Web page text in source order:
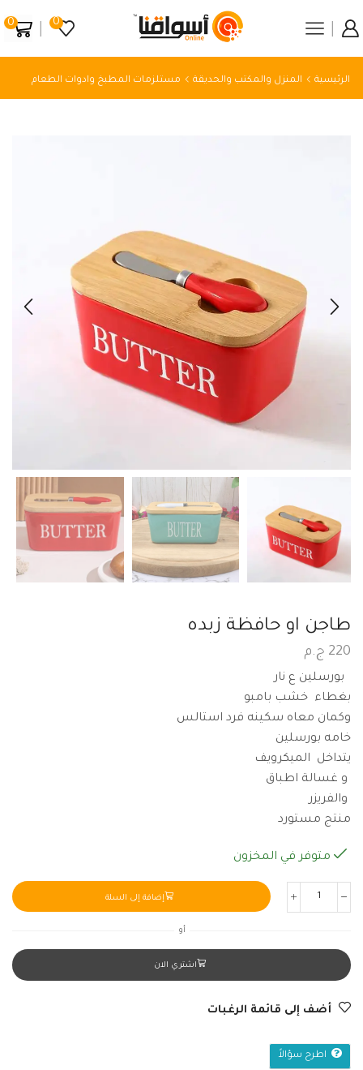
0
0
الرئيسية المنزل والمكتب والحديقة مستلزمات المطبخ وادوات الطعام
طاجن او حافظة زبده
220 ج.م
بورسلين ع نار
بغطاء خشب بامبو
وكمان معاه سكينه فرد استالس
خامه بورسلين
يتداخل الميكرويف
و غسالة اطباق
والفريزر
منتج مستورد
متوفر في المخزون
إضافة إلى السلة
أو
اشتري الان
أضف إلى قائمة الرغبات
اطرح سؤالاً